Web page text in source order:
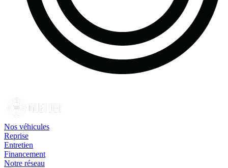
Nos véhicules
Reprise
Entretien
Financement
Notre réseau